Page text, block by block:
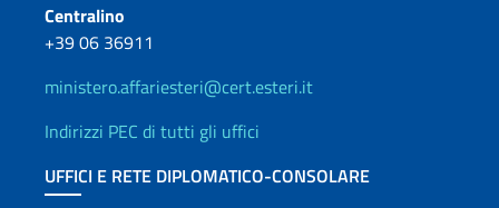
Centralino
+39 06 36911
ministero.affariesteri@cert.esteri.it
Indirizzi PEC di tutti gli uffici
UFFICI E RETE DIPLOMATICO-CONSOLARE